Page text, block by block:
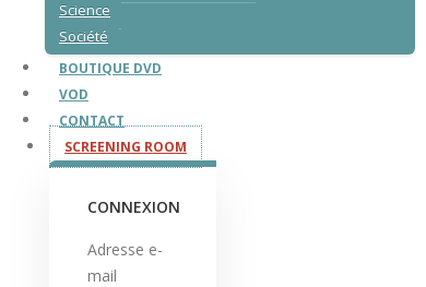
Science
Société
BOUTIQUE DVD
VOD
CONTACT
SCREENING ROOM
CONNEXION
Adresse e-
mail